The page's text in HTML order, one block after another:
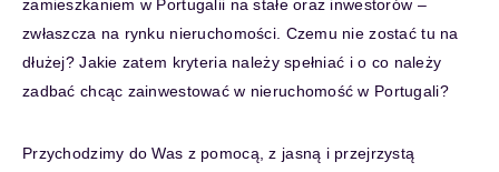
zamieszkaniem w Portugalii na stałe oraz inwestorów –
zwłaszcza na rynku nieruchomości. Czemu nie zostać tu na
dłużej? Jakie zatem kryteria należy spełniać i o co należy
zadbać chcąc zainwestować w nieruchomość w Portugali?
Przychodzimy do Was z pomocą, z jasną i przejrzystą